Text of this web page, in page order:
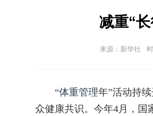
减重“
来源：新华社
“体重管理年”活动持
众健康共识。今年4月，国